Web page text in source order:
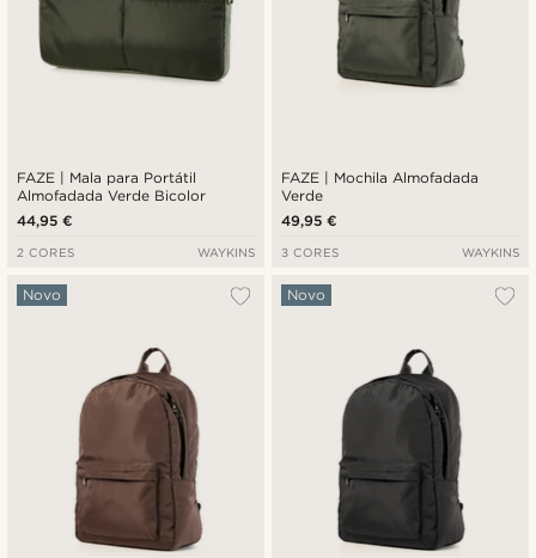
FAZE | Mala para Portátil
Almofadada Verde Bicolor
44,95 €
2 CORES WAYKINS
FAZE | Mochila Almofadada
Verde
49,95 €
3 CORES WAYKINS
Novo Novo